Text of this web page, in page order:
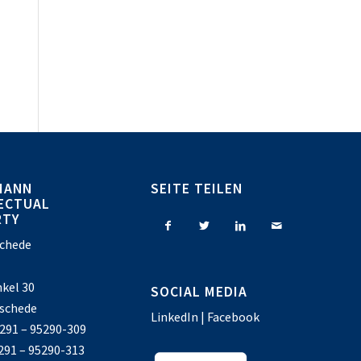
30
– 95290-309
– 95290-313
SEITE TEILEN
SOCIAL MEDIA
LinkedIn | Facebook